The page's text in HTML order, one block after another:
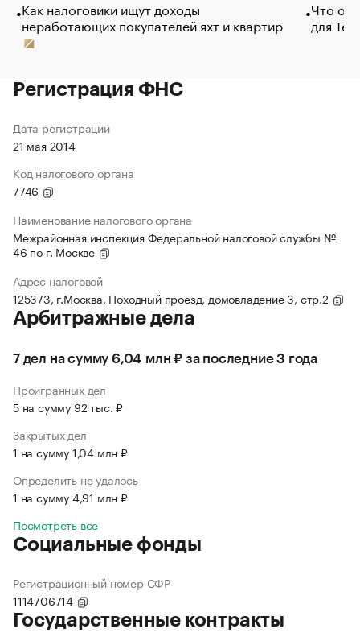
Как налоговики ищут доходы
неработающих покупателей яхт и квартир
Что
для
Регистрация ФНС
Дата регистрации
21 мая 2014
Код налогового органа
7746
Наименование налогового органа
Межрайонная инспекция Федеральной налоговой службы №
46 по г. Москве
Адрес налоговой
125373, г.Москва, Походный проезд, домовладение 3, стр.2
Арбитражные дела
7 дел на сумму 6,04 млн ₽ за последние 3 года
Проигранных дел
5 на сумму 92 тыс. ₽
Закрытых дел
1 на сумму 1,04 млн ₽
Определить не удалось
1 на сумму 4,91 млн ₽
Посмотреть все
Социальные фонды
Регистрационный номер СФР
1114706714
Государственные контракты